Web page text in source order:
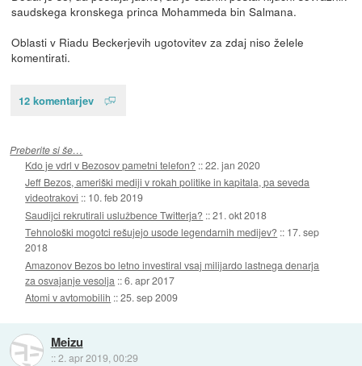
saudskega kronskega princa Mohammeda bin Salmana.
Oblasti v Riadu Beckerjevih ugotovitev za zdaj niso želele
komentirati.
12 komentarjev
Preberite si še…
Kdo je vdrl v Bezosov pametni telefon? ::22. jan 2020
Jeff Bezos, ameriški mediji v rokah politike in kapitala, pa seveda
videotrakovi :: 10. feb 2019
Saudijci rekrutirali uslužbence Twitterja? ::21. okt 2018
Tehnološki mogotci rešujejo usode legendarnih medijev? :: 17. sep
2018
Amazonov Bezos bo letno investiral vsaj milijardo lastnega denarja
za osvajanje vesolja ::6. apr 2017
Atomi v avtomobilih ::25. sep 2009
Meizu
::2. apr 2019, 00:29